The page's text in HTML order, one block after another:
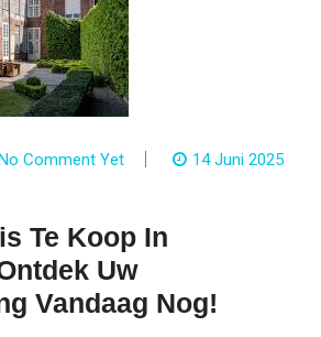
Comment Yet 14 Juni 2025
Te Koop In
Uw
Vandaag Nog!